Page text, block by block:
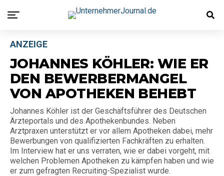
ANZEIGE
JOHANNES KÖHLER: WIE ER
DEN BEWERBERMANGEL
VON APOTHEKEN BEHEBT
Johannes Köhler ist der Geschäftsführer des Deutschen
Ärzteportals und des Apothekenbundes. Neben
Arztpraxen unterstützt er vor allem Apotheken dabei, mehr
Bewerbungen von qualifizierten Fachkräften zu erhalten.
Im Interview hat er uns verraten, wie er dabei vorgeht, mit
welchen Problemen Apotheken zu kämpfen haben und wie
er zum gefragten Recruiting-Spezialist wurde.